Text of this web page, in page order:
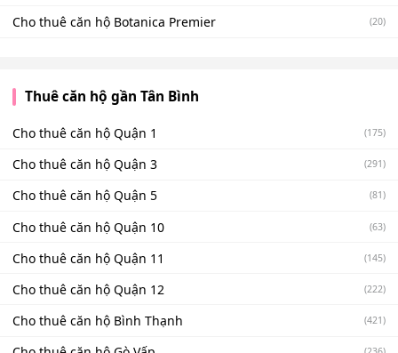
Cho thuê căn hộ Botanica Premier (20)
Thuê căn hộ gần Tân Bình
Cho thuê căn hộ Quận 1 (175)
Cho thuê căn hộ Quận 3 (291)
Cho thuê căn hộ Quận 5 (81)
Cho thuê căn hộ Quận 10 (63)
Cho thuê căn hộ Quận 11 (145)
Cho thuê căn hộ Quận 12 (222)
Cho thuê căn hộ Bình Thạnh (421)